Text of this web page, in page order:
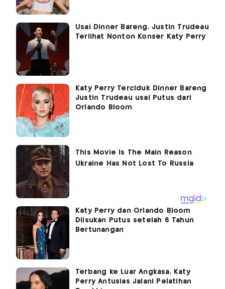
Usai Dinner Bareng, Justin Trudeau
Terlihat Nonton Konser Katy Perry
Katy Perry Terciduk Dinner Bareng
Justin Trudeau usai Putus dari
Orlando Bloom
Katy Perry dan Orlando Bloom
Diisukan Putus setelah 6 Tahun
Bertunangan
Terbang ke Luar Angkasa, Katy
Perry Antusias Jalani Pelatihan